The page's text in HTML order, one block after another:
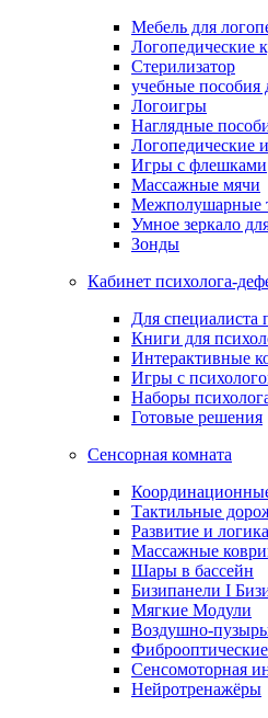
Мебель для
Логопедические
Стерилизатор
учебные пособия
Логоигры
Наглядные
Логопедические
Игры с флешками
Массажные мячи
Межполушарные
Умное зеркало
Зонды
Кабинет психолога-
Для специалиста
Книги для
Интерактивные
Игры с
Наборы
Готовые решения
Сенсорная комната
Тактильные
Развитие и логика
Массажные
Шары в бассейн
Бизипанели I
Мягкие Модули
Воздушно-
Сенсомоторная
Нейротренажёры